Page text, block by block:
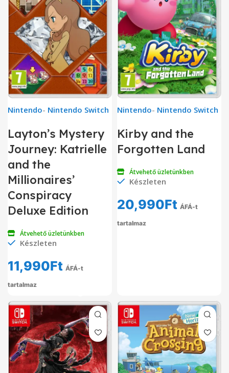
Nintendo- Nintendo Switch
Layton’s Mystery
Journey: Katrielle
and the
Millionaires’
Conspiracy
Deluxe Edition
Átvehető üzletünkben
Készleten
11,990Ft ÁFÁ-t
tartalmaz
Nintendo- Nintendo Switch
Kirby and the
Forgotten Land
Átvehető üzletünkben
Készleten
20,990Ft ÁFÁ-t
tartalmaz